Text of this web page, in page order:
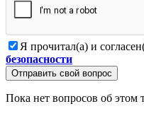
Я прочитал(а) и
безопасности
Отправить свой вопрос
Пока нет вопросов об этом